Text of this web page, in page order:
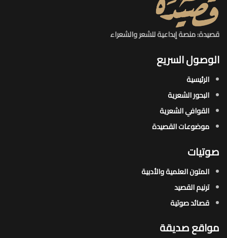
قصيدة: منصة إبداعية للشعر والشعراء
الوصول السريع
الرئيسية
البحور الشعرية​
القوافي الشعرية​
موضوعات القصيدة​
صوتيات
المتون العلمية والأدبية
ترنيم القصيد
قصائد صوتية
مواقع صديقة